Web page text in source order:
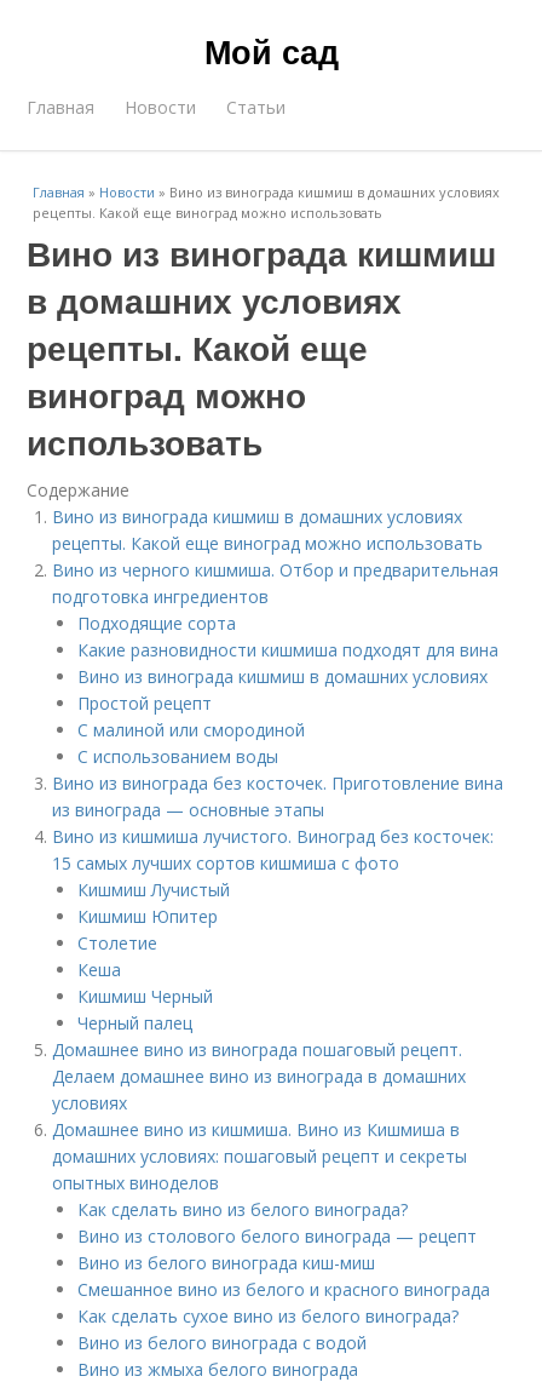
Мой сад
Главная Новости Статьи
Главная » Новости » Вино из винограда кишмиш в домашних условиях
рецепты. Какой еще виноград можно использовать
Вино из винограда кишмиш
в домашних условиях
рецепты. Какой еще
виноград можно
использовать
Содержание
Вино из винограда кишмиш в домашних условиях
рецепты. Какой еще виноград можно использовать
Вино из черного кишмиша. Отбор и предварительная
подготовка ингредиентов
Подходящие сорта
Какие разновидности кишмиша подходят для вина
Вино из винограда кишмиш в домашних условиях
Простой рецепт
С малиной или смородиной
С использованием воды
Вино из винограда без косточек. Приготовление вина
из винограда — основные этапы
Вино из кишмиша лучистого. Виноград без косточек:
15 самых лучших сортов кишмиша с фото
Кишмиш Лучистый
Кишмиш Юпитер
Столетие
Кеша
Кишмиш Черный
Черный палец
Домашнее вино из винограда пошаговый рецепт.
Делаем домашнее вино из винограда в домашних
условиях
Домашнее вино из кишмиша. Вино из Кишмиша в
домашних условиях: пошаговый рецепт и секреты
опытных виноделов
Как сделать вино из белого винограда?
Вино из столового белого винограда — рецепт
Вино из белого винограда киш-миш
Смешанное вино из белого и красного винограда
Как сделать сухое вино из белого винограда?
Вино из белого винограда с водой
Вино из жмыха белого винограда